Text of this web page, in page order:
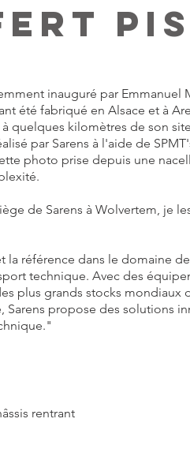
inauguré par Emmanuel
été fabriqué en Alsace et à
quelques kilomètres de son
par Sarens à l'aide de
photo prise depuis une
de Sarens à Wolvertem, je
la référence dans le domaine
technique. Avec des
plus grands stocks mondiaux
Sarens propose des solutions
rentrant